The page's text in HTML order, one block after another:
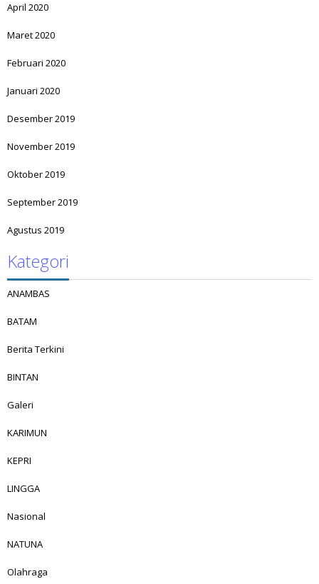
April 2020
Maret 2020
Februari 2020
Januari 2020
Desember 2019
November 2019
Oktober 2019
September 2019
Agustus 2019
Kategori
ANAMBAS
BATAM
Berita Terkini
BINTAN
Galeri
KARIMUN
KEPRI
LINGGA
Nasional
NATUNA
Olahraga